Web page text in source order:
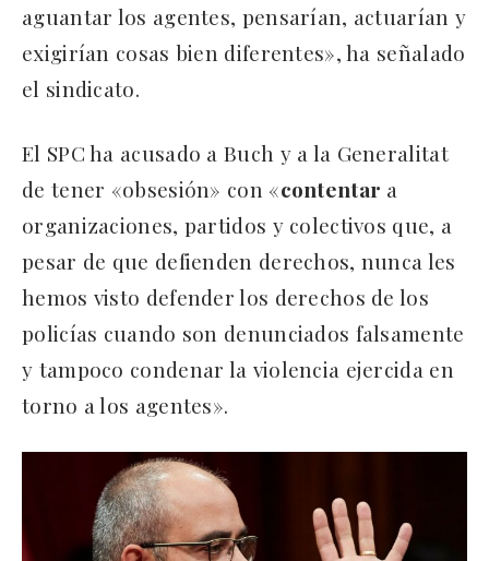
aguantar los agentes, pensarían, actuarían y
exigirían cosas bien diferentes», ha señalado
el sindicato.
El SPC ha acusado a Buch y a la Generalitat
de tener «obsesión» con «contentar a
organizaciones, partidos y colectivos que, a
pesar de que defienden derechos, nunca les
hemos visto defender los derechos de los
policías cuando son denunciados falsamente
y tampoco condenar la violencia ejercida en
torno a los agentes».